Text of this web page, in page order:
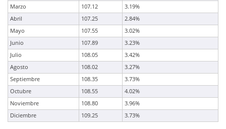
Marzo
107.12
3.19%
Abril
107.25
2.84%
Mayo
107.55
3.02%
Junio
107.89
3.23%
Julio
108.05
3.42%
Agosto
108.02
3.27%
Septiembre
108.35
3.73%
Octubre
108.55
4.02%
Noviembre
108.80
3.96%
Diciembre
109.25 3.73%